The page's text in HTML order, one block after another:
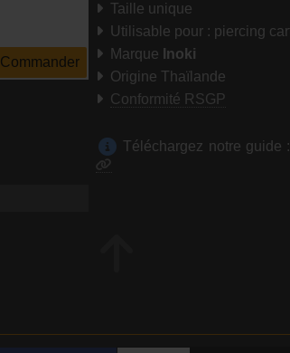
Commander
Taille unique
Utilisable pour : piercing
Marque Inoki
Origine Thaïlande
Conformité RSGP
Téléchargez notre guide :